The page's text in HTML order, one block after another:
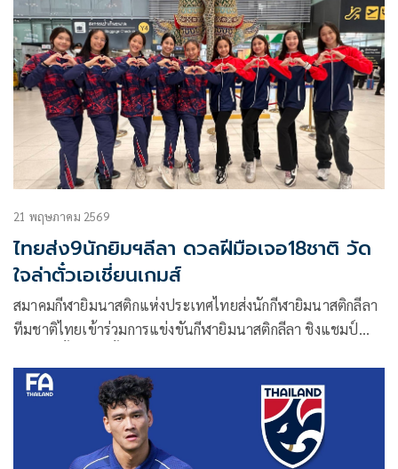
“Asian Para Games Aichi–Nagoya 2026” ครั้งที่ 5 อย่างเป็น
ทางการ ในฐานะ Official Broadcaster บนแพลตฟอร์ม OTT
Online และ IPTV พร้อมพาคนไทยร่วมเชียร์ทัพนักกีฬาไทย
แบบติดขอบสนามส่งตรงจากประเทศญี่ปุ่น เตรียมเสิร์ฟครบทุก
โมเมนต์สำคัญในคุณภาพ Full HD พร้อมพากย์ไทย ครอบคลุม
ทั้งการถ่ายทอดสด ไฮไลต์ และรีรัน ให้แฟนกีฬารับชมได้ทุกที่
ทุกเวลา บนแอปเดียว รองรับทุกอุปกรณ์ ตอบโจทย์ผู้ชมยุคสตรีม
มิ่ง สะท้อนศักยภาพแพลตฟอร์มสู่มาตรฐาน World Class และ
21 พฤษภาคม 2569
ไทยส่ง9นักยิมฯลีลา ดวลฝีมือเจอ18ชาติ วัด
ใจล่าตั๋วเอเชี่ยนเกมส์
สมาคมกีฬายิมนาสติกแห่งประเทศไทยส่งนักกีฬายิมนาสติกลีลา
ทีมชาติไทยเข้าร่วมการแข่งขันกีฬายิมนาสติกลีลา ชิงแชมป์
เยาวชน และ ประเภทกรุ๊ป 5 คน ระหว่างวันที่ 23 – 26
พฤษภาคม 2569 ณ เมือง บิชเคก ประเทศคีร์กีซสถาน เพื่อคว้า
โควตาเข้าร่วมแข่งขันกีฬาเอเชี่ยนเกมส์ ระหว่างวันที่ 19
กันยายน – วันที่ 4 ตุลาคม 2569 ที่ประเทศญี่ปุ่น